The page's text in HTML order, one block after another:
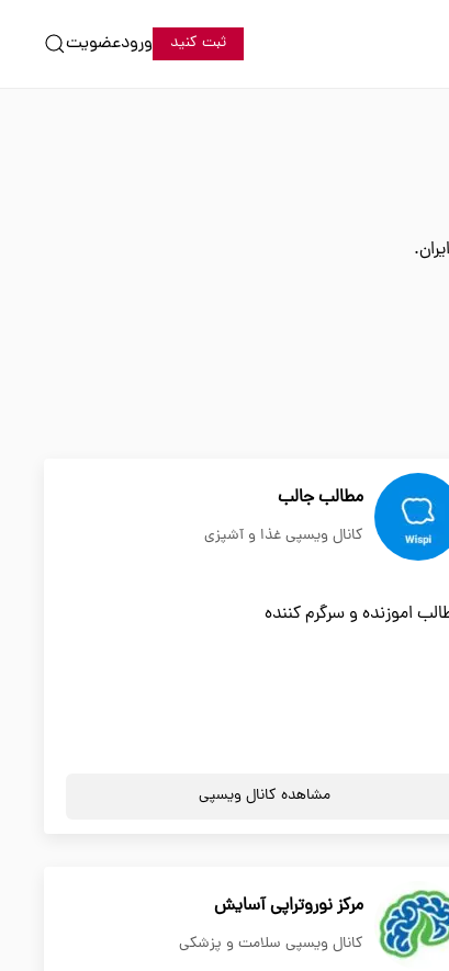
ثبت کنید ورودعضویت
مطالب جالب
کانال ویسپی غذا و آشپزی
اموزنده و سرگرم کننده
مشاهده کانال ویسپی
مرکز نوروتراپی آسایش
کانال ویسپی سلامت و پزشکی